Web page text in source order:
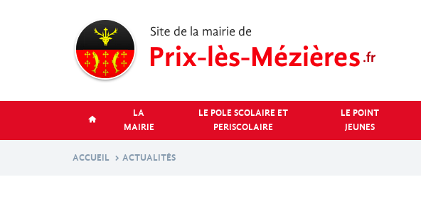
LA
MAIRIE
LE POLE SCOLAIRE ET
PERISCOLAIRE
LE POINT
JEUNES
ACCUEIL ACTUALITÉS